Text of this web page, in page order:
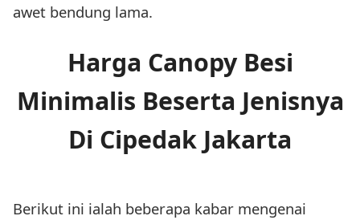
awet bendung lama.
Harga Canopy Besi
Minimalis Beserta Jenisnya
Di Cipedak Jakarta
Berikut ini ialah beberapa kabar mengenai